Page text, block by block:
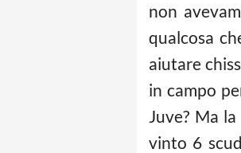
non
qualcosa
aiutare
in campo
Juve? Ma
vinto 6